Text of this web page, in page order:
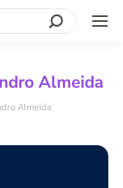
Almeida
Almeida